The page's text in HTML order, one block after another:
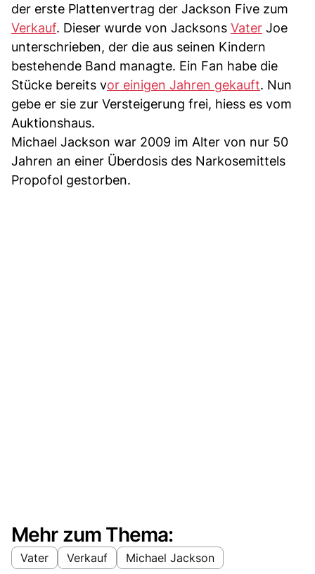
der erste Plattenvertrag der Jackson Five zum
Verkauf. Dieser wurde von Jacksons Vater Joe
unterschrieben, der die aus seinen Kindern
bestehende Band managte. Ein Fan habe die
Stücke bereits vor einigen Jahren gekauft. Nun
gebe er sie zur Versteigerung frei, hiess es vom
Auktionshaus.
Michael Jackson war 2009 im Alter von nur 50
Jahren an einer Überdosis des Narkosemittels
Propofol gestorben.
Mehr zum Thema:
Vater Verkauf Michael Jackson